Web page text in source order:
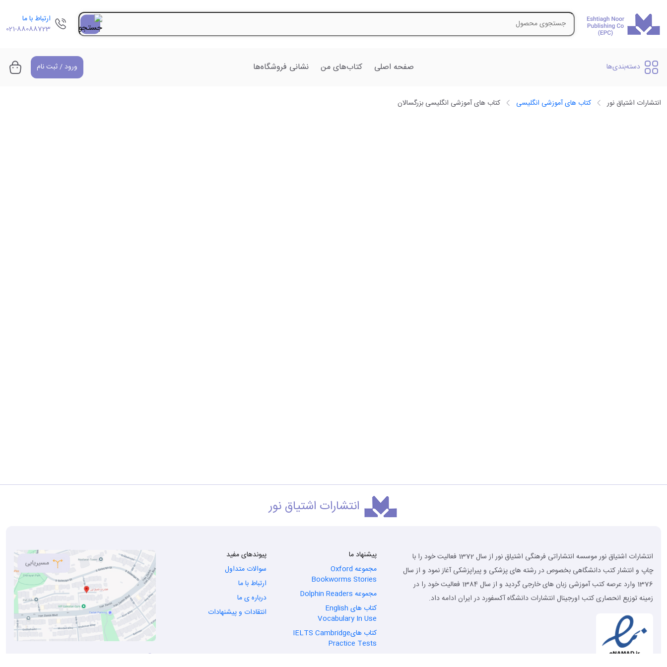
ارتباط با ما
021-88088723
دسته‌بندی‌ها صفحه اصلی کتاب‌های من نشانی‌ فروشگاه‌ها ورود / ثبت نام
انتشارات اشتیاق نور کتاب های آموزشی انگلیسی کتاب های آموزشی انگلیسی بزرگسالان
انتشارات اشتیاق نور
انتشارات اشتیاق نور موسسه انتشاراتی فرهنگی اشتیاق نور از سال 1372 فعالیت خود را با
چاپ و انتشار کتب دانشگاهی بخصوص در رشته های پزشکی و پیراپزشکی آغاز نمود و از سال
1376 وارد عرصه کتب آموزشی زبان های خارجی گردید و از سال 1384 فعالیت خود را در
زمینه توزیع انحصاری کتب اورجینال انتشارات دانشگاه آکسفورد در ایران ادامه داد.
پیشنهاد ما
مجموعه Oxford
Bookworms Stories
مجموعه Dolphin Readers
کتاب های English
Vocabulary In Use
کتاب هایIELTS Cambridge
Practice Tests
پیوندهای مفید
سوالات متداول
ارتباط با ما
درباره ی ما
انتقادات و پیشنهادات